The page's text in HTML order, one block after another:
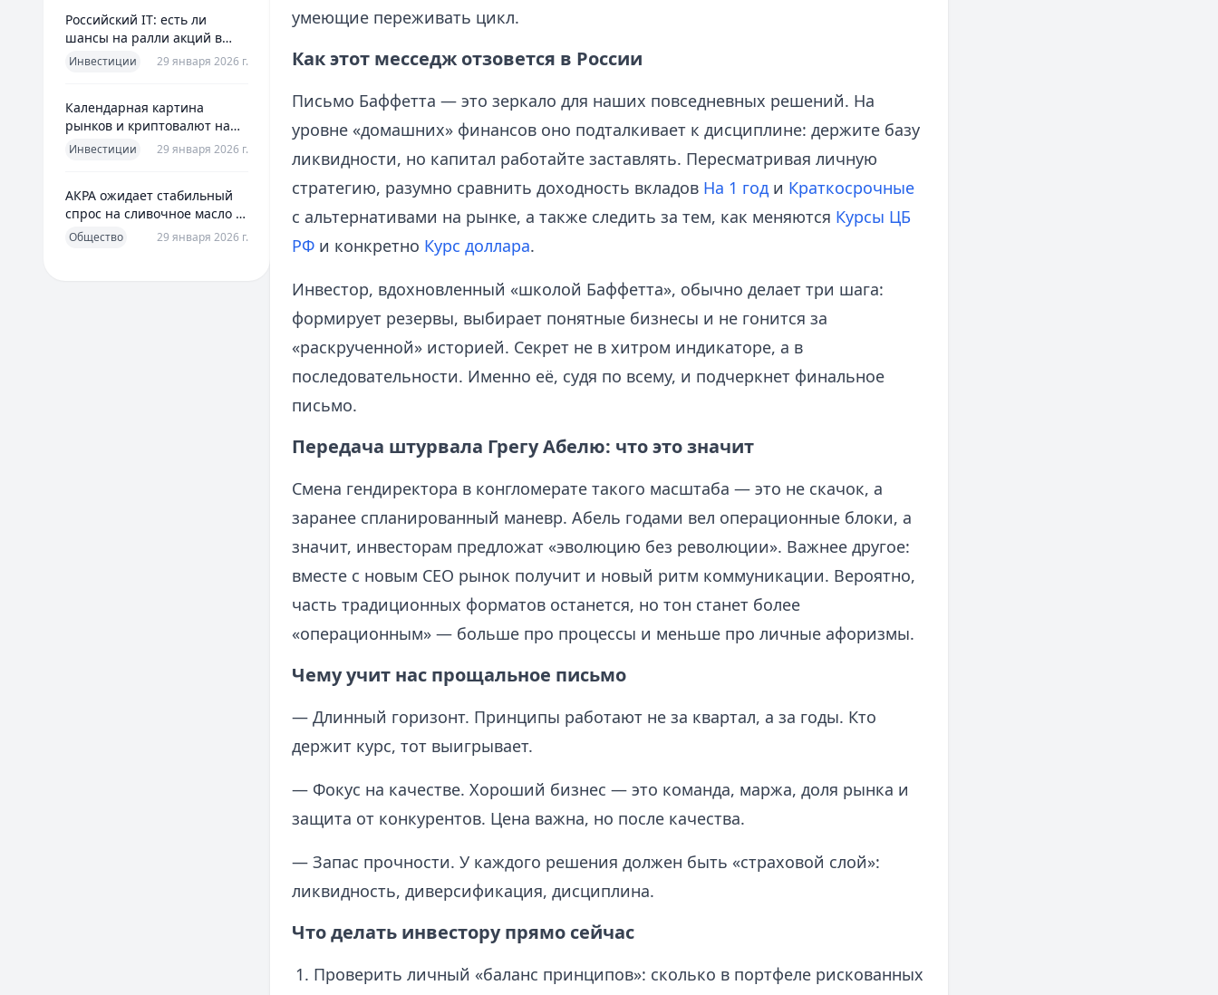
Российский IT: есть ли
шансы на ралли акций в
2026 без опоры на ИИ
Инвестиции 29 января 2026 г.
Календарная картина
рынков и криптовалют на
четверг, 29 января 2026
Инвестиции 29 января 2026 г.
АКРА ожидает стабильный
спрос на сливочное масло в
2026 году
Общество 29 января 2026 г.
умеющие переживать цикл.
Как этот месседж отзовется в России
Письмо Баффетта — это зеркало для наших повседневных решений. На
уровне «домашних» финансов оно подталкивает к дисциплине: держите базу
ликвидности, но капитал работайте заставлять. Пересматривая личную
стратегию, разумно сравнить доходность вкладов На 1 годи Краткосрочные
с альтернативами на рынке, а также следить за тем, как меняются Курсы ЦБ
РФи конкретно Курс доллара.
Инвестор, вдохновленный «школой Баффетта», обычно делает три шага:
формирует резервы, выбирает понятные бизнесы и не гонится за
«раскрученной» историей. Секрет не в хитром индикаторе, а в
последовательности. Именно её, судя по всему, и подчеркнет финальное
письмо.
Передача штурвала Грегу Абелю: что это значит
Смена гендиректора в конгломерате такого масштаба — это не скачок, а
заранее спланированный маневр. Абель годами вел операционные блоки, а
значит, инвесторам предложат «эволюцию без революции». Важнее другое:
вместе с новым CEO рынок получит и новый ритм коммуникации. Вероятно,
часть традиционных форматов останется, но тон станет более
«операционным» — больше про процессы и меньше про личные афоризмы.
Чему учит нас прощальное письмо
— Длинный горизонт. Принципы работают не за квартал, а за годы. Кто
держит курс, тот выигрывает.
— Фокус на качестве. Хороший бизнес — это команда, маржа, доля рынка и
защита от конкурентов. Цена важна, но после качества.
— Запас прочности. У каждого решения должен быть «страховой слой»:
ликвидность, диверсификация, дисциплина.
Что делать инвестору прямо сейчас
Проверить личный «баланс принципов»: сколько в портфеле рискованных